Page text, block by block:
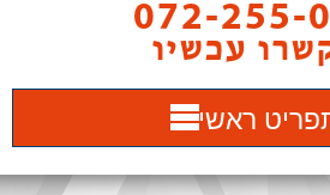
072-255-
עכשיו
ראשי